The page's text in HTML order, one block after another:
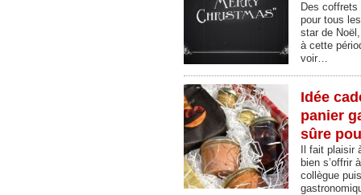
Des
pour tous
star de
à cette
voir…
Idée
panier
sûre
Il fait
bien s’offrir
collègue